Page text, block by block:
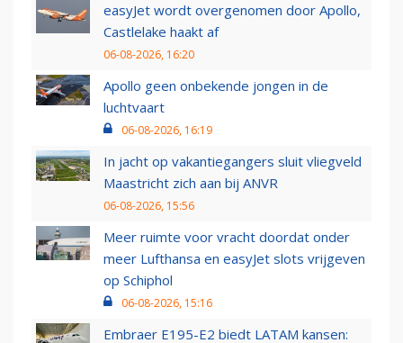
easyJet wordt overgenomen door Apollo,
Castlelake haakt af
06-08-2026, 16:20
Apollo geen onbekende jongen in de
luchtvaart
06-08-2026, 16:19
In jacht op vakantiegangers sluit vliegveld
Maastricht zich aan bij ANVR
06-08-2026, 15:56
Meer ruimte voor vracht doordat onder
meer Lufthansa en easyJet slots vrijgeven
op Schiphol
06-08-2026, 15:16
Embraer E195-E2 biedt LATAM kansen: